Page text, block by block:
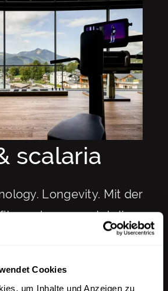
Cookies
um Inhalte und Anzeigen zu
scalaria
Longevity. Mit der
lounge setzt die